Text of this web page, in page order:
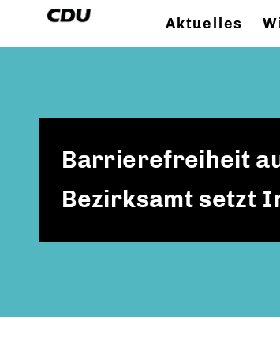
Aktuelles
Barrierefreiheit
Bezirksamt setzt